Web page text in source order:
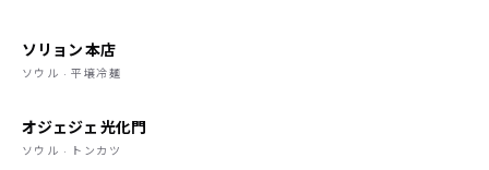
ソリョン 本店
ソウル · 平壌冷麺
オジェジェ 光化門
ソウル · トンカツ